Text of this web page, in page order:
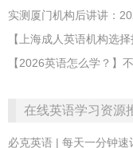
在线英语学习资源
必克英语 | 每天一分钟